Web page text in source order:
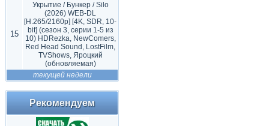
15
Укрытие / Бункер / Silo
(2026) WEB-DL
[H.265/2160p] [4K, SDR, 10-
bit] (сезон 3, серии 1-5 из
10) HDRezka, NewComers,
Red Head Sound, LostFilm,
TVShows, Яроцкий
(обновляемая)
текущей недели
Рекомендуем